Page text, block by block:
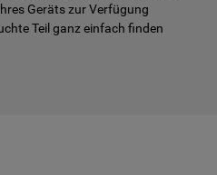
Geräts zur Verfügung
Teil ganz einfach finden